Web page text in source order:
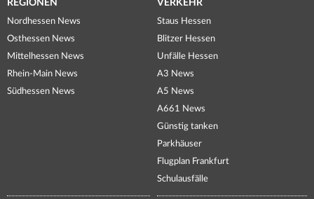
REGIONEN
Nordhessen News
Osthessen News
Mittelhessen News
Rhein-Main News
Südhessen News
VERKEHR
Staus Hessen
Blitzer Hessen
Unfälle Hessen
A3 News
A5 News
A661 News
Günstig tanken
Parkhäuser
Flugplan Frankfurt
Schulausfälle